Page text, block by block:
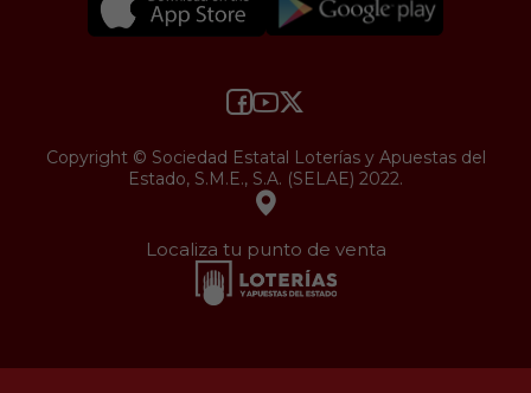
Copyright © Sociedad Estatal Loterías y Apuestas del
Estado, S.M.E., S.A. (SELAE) 2022.
Localiza tu punto de venta